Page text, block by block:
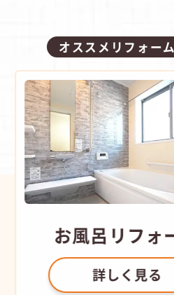
オススメリフォー
お風呂 リフォ
詳しく見る